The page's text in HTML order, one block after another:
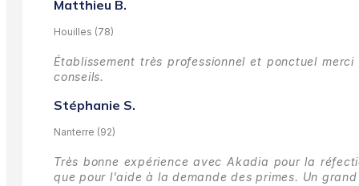
Matthieu B.
Houilles (78)
Établissement très professionnel et ponctuel
conseils.
Stéphanie S.
Nanterre (92)
Très bonne expérience avec Akadia pour la
que pour l'aide à la demande des primes. Un